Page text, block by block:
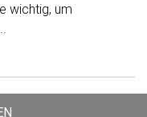
wichtig, um